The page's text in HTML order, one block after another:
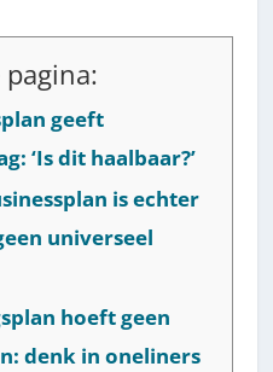
geeft
‘Is dit haalbaar?’
is echter
universeel
hoeft geen
denk in oneliners